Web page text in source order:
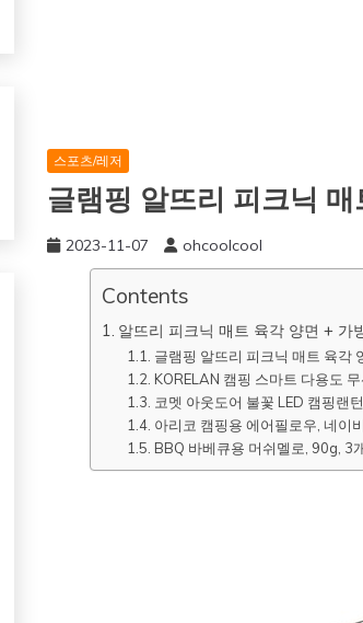
스포츠/레저
글램핑 알뜨리 피크닉
2023-11-07 ohcoolcool
Contents
알뜨리 피크닉 매트 육각 양면 + 가
글램핑 알뜨리 피크닉 매트 육각
KORELAN 캠핑 스마트 다용도
코멧 아웃도어 불꽃 LED 캠핑랜
아리코 캠핑용 에어필로우, 네이
BBQ 바베큐용 머쉬멜로, 90g, 3